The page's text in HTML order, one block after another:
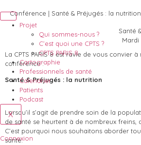
Projet
Qui sommes-nous ?
C’est quoi une CPTS ?
CPTS PARIS 8
Cartographie
Professionnels de santé
Calendrier
Patients
Podcast
X
Connexion
Conférence | Santé & Préjugés : la nutrition
Santé
Mardi
La CPTS PARIS 8 est ravie de vous convier
conférence :
Santé & Préjugés : la nutrition
Lorsqu’il s’agit de prendre soin de la
de santé se heurtent à de nombreux freins,
C’est pourquoi nous souhaitons aborder
santé.